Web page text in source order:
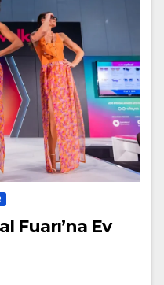
Fuarı’na Ev